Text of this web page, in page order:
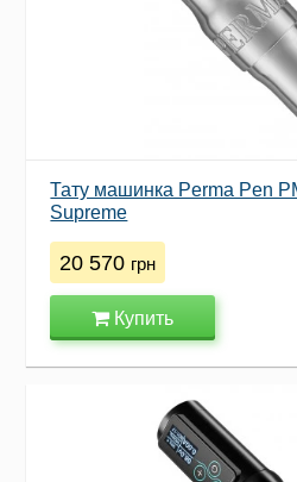
Тату машинка Perma Pen
Supreme
20 570 грн
Купить